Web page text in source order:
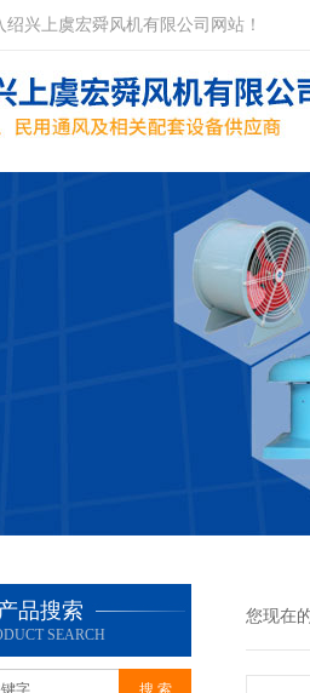
兴上虞宏舜风机有限公司网站！
品搜索
SEARCH
您现在